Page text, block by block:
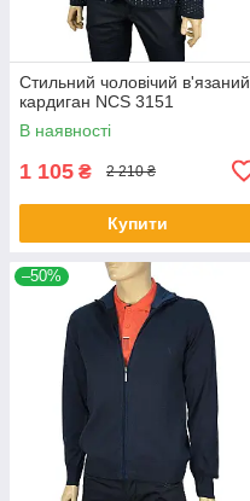
Стильний чоловічий в'язаний
кардиган NCS 3151
В наявності
1 105 ₴ 2 210 ₴
Купити
–50%